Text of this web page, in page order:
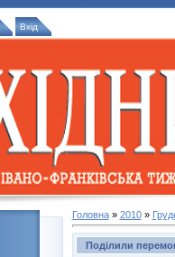
Вхід
Головна» 2010 »
Поділили